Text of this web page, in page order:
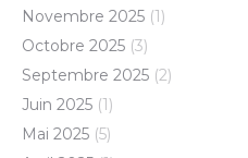
Novembre 2025 (1)
Octobre 2025 (3)
Septembre 2025 (2)
Juin 2025 (1)
Mai 2025 (5)